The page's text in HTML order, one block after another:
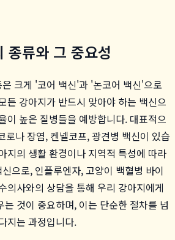
종류와 그 중요성
크게 '코어 백신'과 '논코어 백신'으로
든 강아지가 반드시 맞아야 하는 백신으
이 높은 질병들을 예방합니다. 대표적으
로나 장염, 켄넬코프, 광견병 백신이 있습
지의 생활 환경이나 지역적 특성에 따라
으로, 인플루엔자, 고양이 백혈병 바이
의사와의 상담을 통해 우리 강아지에게
것이 중요하며, 이는 단순한 절차를 넘
지는 과정입니다.